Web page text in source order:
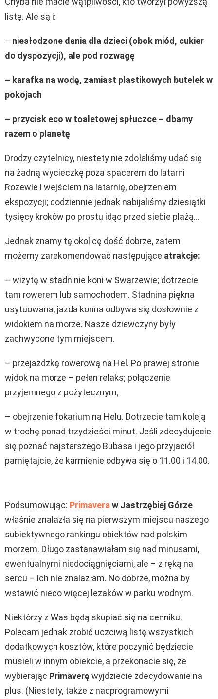
listę. Ale są i:
– niesłodzone dania dla dzieci (obok miód, cukier
do dyspozycji), ale pod rozwagę
– karafka na wodę, zamiast plastikowych butelek w
pokojach
– przycisk eco w toaletowej spłuczce – dbamy
razem o planetę
Drodzy czytelnicy, niestety nie zdołaliśmy udać się
na żadną wycieczkę poza spacerem do latarni
Rozewie i wejściem na latarnię, obejrzeniem
ekspozycji; codziennie jednak nabijaliśmy dziesiątki
tysięcy kroków po prostu idąc przed siebie plażą…
Jednak znamy tę okolicę dość dobrze, zatem
możemy zarekomendować następujące atrakcje:
– wizytę w stadninie koni w Swarzewie; dotrzecie
tam rowerem lub samochodem. Stadnina piękna
usytuowana, jazda konna odbywa się dosłownie z
widokiem na morze. Nasze dziewczyny były
zachwycone tym miejscem.
– przejażdżkę rowerową na Hel. Po prawej stronie
widok na morze – pełen relaks; połączenie
przyjemnego z pożytecznym;
– obejrzenie fokarium na Helu. Dotrzecie tam koleją
w trochę ponad trzydzieści minut. Jeśli zdecydujecie
się poznać najstarszego Bubasa i jego przyjaciół
pamiętajcie, że karmienie odbywa się o 11.00 i 14.00.
Podsumowując: Primavera w Jastrzębiej Górze
właśnie znalazła się na pierwszym miejscu naszego
subiektywnego rankingu obiektów nad polskim
morzem. Długo zastanawiałam się nad minusami,
ewentualnymi niedociągnięciami, ale – z ręką na
sercu – ich nie znalazłam. No dobrze, można by
wstawić nieco więcej leżaków w parku wodnym.
Niektórzy z Was będą skupiać się na cenniku.
Polecam jednak zrobić uczciwą listę wszystkich
dodatkowych kosztów, które poczynić będziecie
musieli w innym obiekcie, a przekonacie się, że
wybierając Primaverę wyjdziecie zdecydowanie na
plus. (Niestety, także z nadprogramowymi